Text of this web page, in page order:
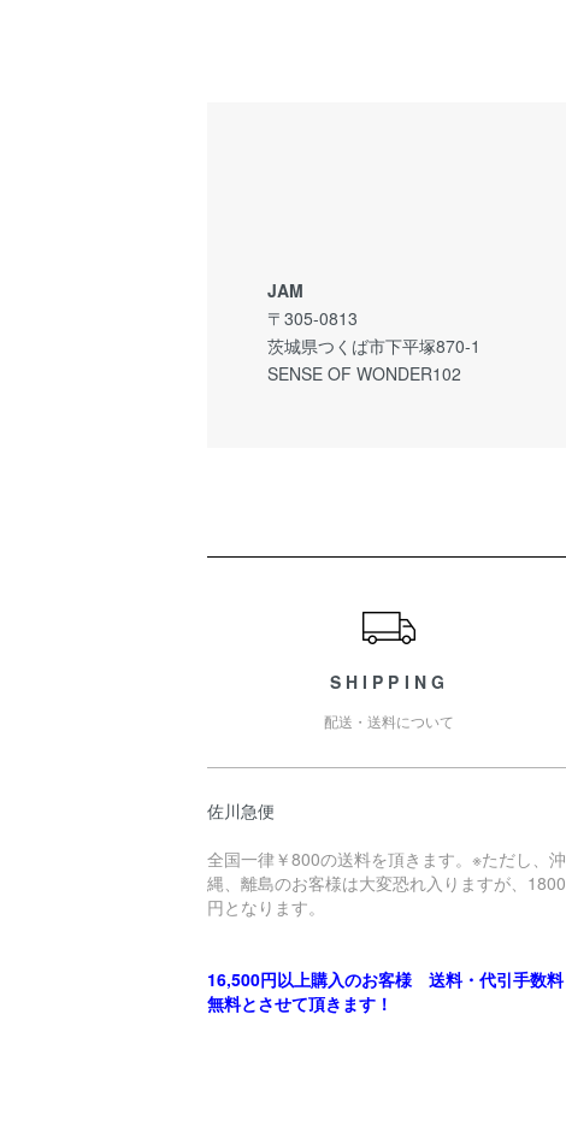
JAM
〒305-0813
茨城県つくば市下平塚870-1
SENSE OF WONDER102
SHIPPING
配送・送料について
佐川急便
全国一律￥800の送料を頂きます。※ただし、沖
縄、離島のお客様は大変恐れ入りますが、1800
円となります。
16,500円以上購入のお客様 送料・代引手数料
無料とさせて頂きます！